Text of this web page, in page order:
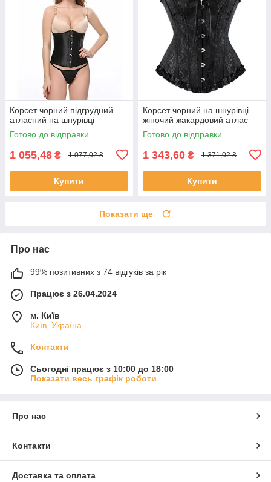
Корсет чорний підгрудний
атласний на шнурівці
Готово до відправки
1 055,48 ₴ 1 077,02 ₴
Купити
Корсет чорний на шнурівці
жіночий жакардовий атлас
Готово до відправки
1 343,60 ₴ 1 371,02 ₴
Купити
Показати ще
Про нас
99% позитивних з 74 відгуків за рік
Працює з 26.04.2024
м. Київ
Київ, Україна
Контакти
Сьогодні працює з 10:00 до 18:00
Показати весь графік роботи
Про нас
Контакти
Доставка та оплата